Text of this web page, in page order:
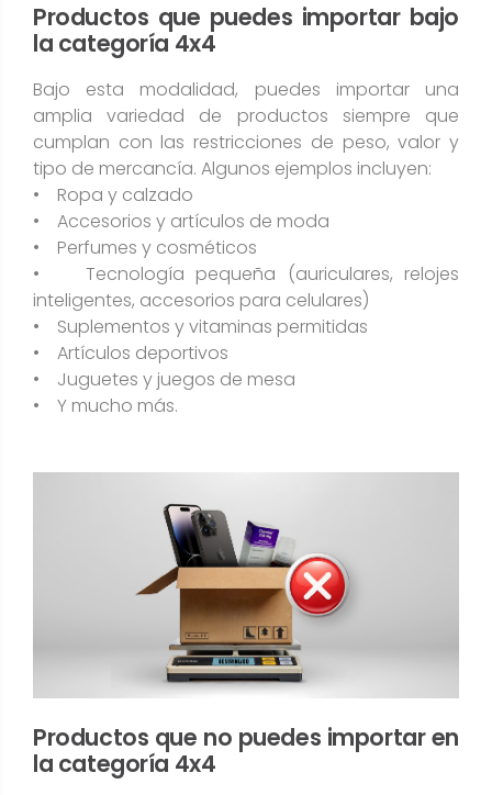
Productos que puedes importar bajo
la categoría 4x4
Bajo esta modalidad, puedes importar una
amplia variedad de productos siempre que
cumplan con las restricciones de peso, valor y
tipo de mercancía. Algunos ejemplos incluyen:
• Ropa y calzado
• Accesorios y artículos de moda
• Perfumes y cosméticos
• Tecnología pequeña (auriculares, relojes
inteligentes, accesorios para celulares)
• Suplementos y vitaminas permitidas
• Artículos deportivos
• Juguetes y juegos de mesa
• Y mucho más.
Productos que no puedes importar en
la categoría 4x4